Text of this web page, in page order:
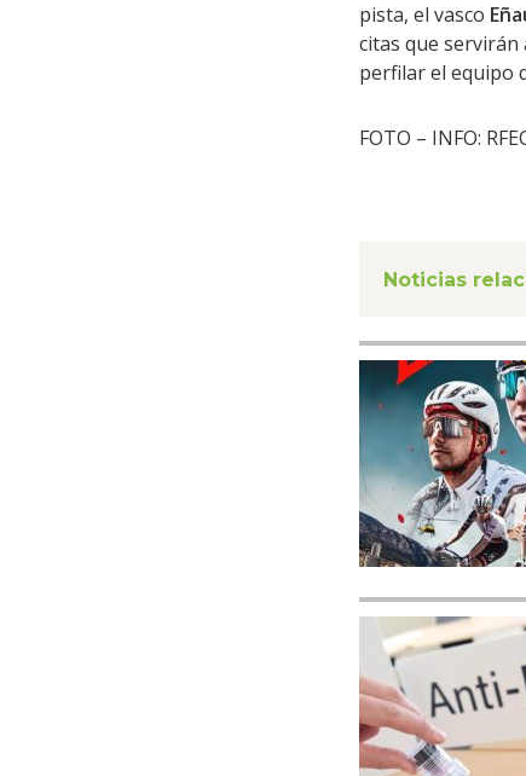
pista, el vasco
citas que servirán
perfilar el equipo
FOTO – INFO:
Noticias